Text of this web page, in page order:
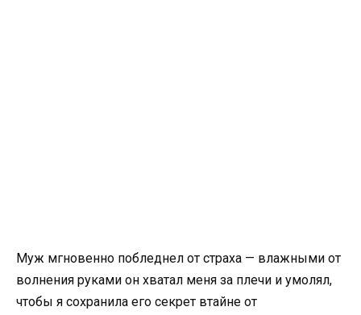
Муж мгновенно побледнел от страха — влажными от
волнения руками он хватал меня за плечи и умолял,
чтобы я сохранила его секрет втайне от